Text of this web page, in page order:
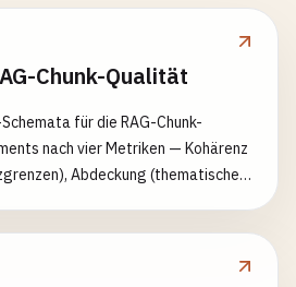
Chunk-Qualität
für die RAG-Chunk-
nach vier Metriken — Kohärenz
Abdeckung (thematischer